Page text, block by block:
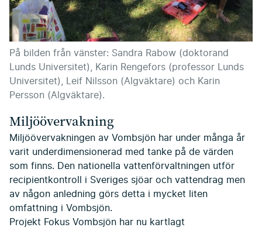
På bilden från vänster: Sandra Rabow (doktorand
Lunds Universitet), Karin Rengefors (professor Lunds
Universitet), Leif Nilsson (Algväktare) och Karin
Persson (Algväktare).
Miljöövervakning
Miljöövervakningen av Vombsjön har under många år
varit underdimensionerad med tanke på de värden
som finns. Den nationella vattenförvaltningen utför
recipientkontroll i Sveriges sjöar och vattendrag men
av någon anledning görs detta i mycket liten
omfattning i Vombsjön.
Projekt Fokus Vombsjön har nu kartlagt